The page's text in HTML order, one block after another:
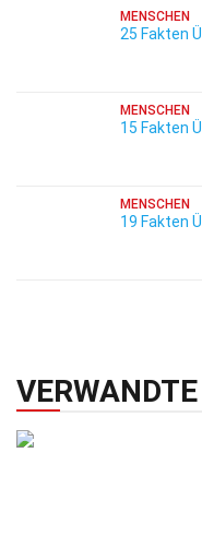
MENSCHEN
25 Fakten
MENSCHEN
15 Fakten
MENSCHEN
19 Fakten